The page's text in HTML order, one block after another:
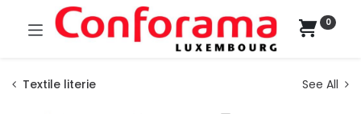
0
Textile literie See All